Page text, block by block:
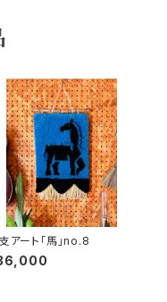
アート「馬」no.8